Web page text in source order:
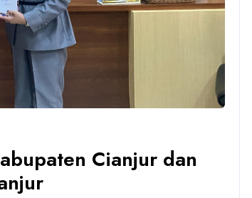
Cianjur dan